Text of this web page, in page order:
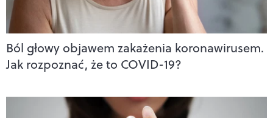
Ból głowy objawem zakażenia koronawirusem.
Jak rozpoznać, że to COVID-19?